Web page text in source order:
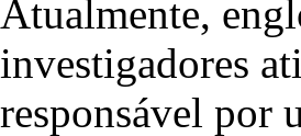
Atualmente,
investigadores
responsável por